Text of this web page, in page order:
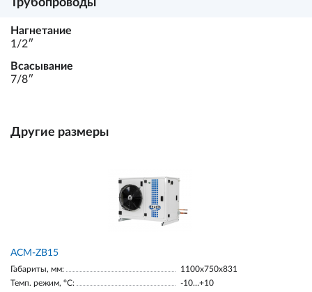
Трубопроводы
Нагнетание
1/2ʺ
Всасывание
7/8ʺ
Другие размеры
ACM-ZB15
Габариты, мм:
1100х750х831
Темп. режим, °С:
-10…+10